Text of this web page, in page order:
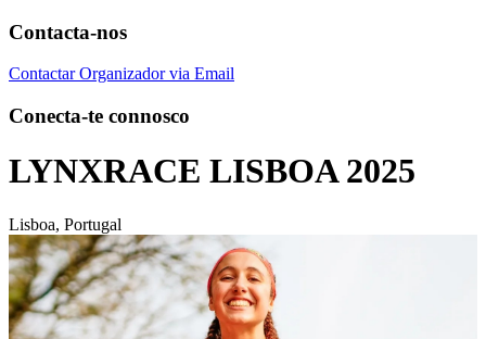
Contacta-nos
Contactar Organizador via Email
Conecta-te connosco
LYNXRACE LISBOA 2025
Lisboa, Portugal